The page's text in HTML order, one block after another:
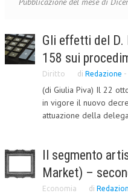
CENTRO STUDI
ATTO COSTITUTIVO E
ORGANIZZAZIONE
OBIETTIVI
ALTA FORMAZIONE
CORSI CE.S.E.D.
Gli effetti del D.
158 sui
Diritto di Redazione -
(di Giulia Piva) Il 22
in vigore il nuovo
attuazione della
Il segmento
Market) –
Economia di